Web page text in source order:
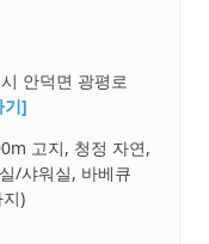
안덕면 광평로
기]
고지, 청정 자연,
/샤워실, 바베큐
)